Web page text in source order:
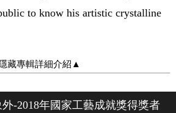
to know his artistic crystalline
隱藏專輯詳細介紹 ▲
-2018年國家工藝成就獎得獎者